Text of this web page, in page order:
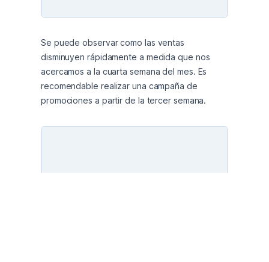
Se puede observar como las ventas
disminuyen rápidamente a medida que nos
acercamos a la cuarta semana del mes. Es
recomendable realizar una campaña de
promociones a partir de la tercer semana.